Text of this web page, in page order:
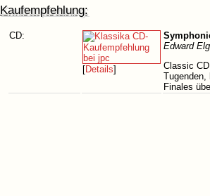
Kaufempfehlung:
CD:
[Details]
Edward
Classic
Tugenden,
Finales